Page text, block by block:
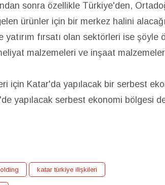
sonra özellikle Türkiye'den,
ürünler için bir merkez halini
fırsatı olan sektörleri ise şöyle
malzemeleri ve inşaat
için Katar'da yapılacak bir serbest
yapılacak serbest ekonomi bölgesi
katar türkiye ilişkileri